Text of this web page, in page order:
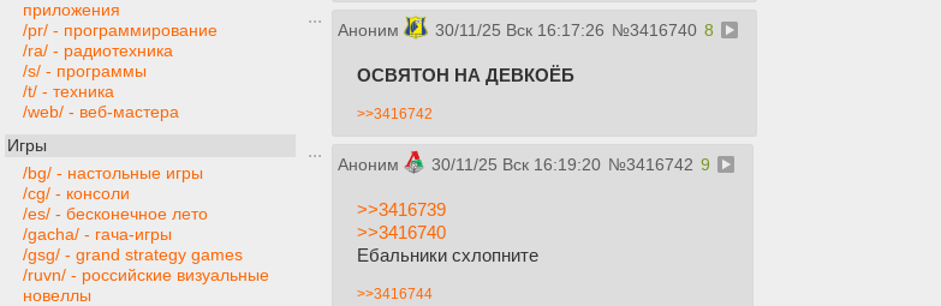
приложения
/pr/ - программирование
/ra/ - радиотехника
/s/ - программы
/t/ - техника
/web/ - веб-мастера
Игры
/bg/ - настольные игры
/cg/ - консоли
/es/ - бесконечное лето
/gacha/ - гача-игры
/gsg/ - grand strategy games
/ruvn/ - российские визуальные
новеллы
Аноним 30/11/25 Вск 16:17:26 №3416740 8
ОСВЯТОН НА ДЕВКОËБ
>>3416742
Аноним 30/11/25 Вск 16:19:20 №3416742 9
>>3416739
>>3416740
Ебальники схлопните
>>3416744